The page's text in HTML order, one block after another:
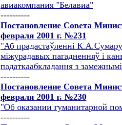
авиакомпания "Белавиа"
----------
Постановление Совета
февраля 2001 г. №231
"Аб прадастаўленнi
мiжурадавых пагадненняў i
падаткаабкладання з
----------
Постановление Совета
февраля 2001 г. №230
"Об оказании гуманитарной
----------